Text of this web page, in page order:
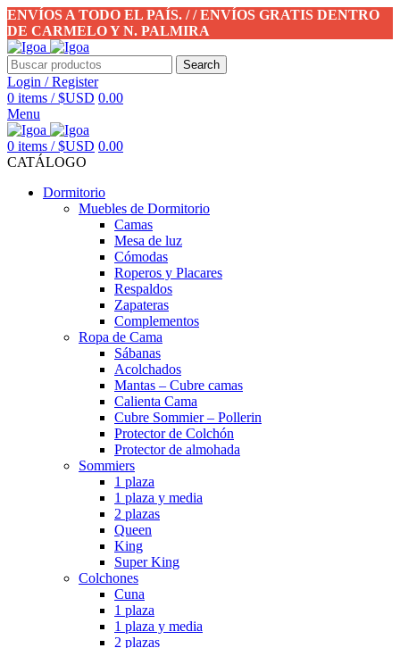
ENVÍOS A TODO EL PAÍS. / / ENVÍOS GRATIS DENTRO
DE CARMELO Y N. PALMIRA
Search
Login / Register
0 items / $USD 0.00
Menu
0 items / $USD 0.00
CATÁLOGO
Dormitorio
Muebles de Dormitorio
Camas
Mesa de luz
Cómodas
Roperos y Placares
Respaldos
Zapateras
Complementos
Ropa de Cama
Sábanas
Acolchados
Mantas – Cubre camas
Calienta Cama
Cubre Sommier – Pollerin
Protector de Colchón
Protector de almohada
Sommiers
1 plaza
1 plaza y media
2 plazas
Queen
King
Super King
Colchones
Cuna
1 plaza
1 plaza y media
2 plazas